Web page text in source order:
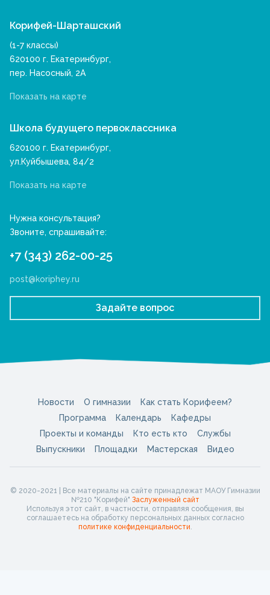
Корифей-Шарташский
(1-7 классы)
620100 г. Екатеринбург,
пер. Насосный, 2А
Показать на карте
Школа будущего первоклассника
620100 г. Екатеринбург,
ул.Куйбышева, 84/2
Показать на карте
Нужна консультация?
Звоните, спрашивайте:
+7 (343) 262-00-25
post@koriphey.ru
Задайте вопрос
Новости О гимназии
Как стать Корифеем?
Программа
Календарь
Кафедры
Проекты и команды
Кто есть кто
Службы
Выпускники
Площадки Мастерская Видео
© 2020-2021 | Все материалы на сайте принадлежат МАОУ Гимназии
№210 "Корифей" Заслуженный сайт
Используя этот сайт, в частности, отправляя сообщения, вы
соглашаетесь на обработку персональных данных согласно
политике конфиденциальности.